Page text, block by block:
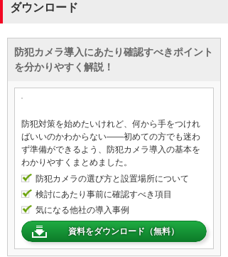
ダウンロード
防犯カメラ導入にあたり確認すべきポイント
を分かりやすく解説！
防犯対策を始めたいけれど、何から手をつけれ
ばいいのかわからない——初めての方でも迷わ
ず準備ができるよう、防犯カメラ導入の基本を
わかりやすくまとめました。
防犯カメラの選び方と設置場所について
検討にあたり事前に確認すべき項目
気になる他社の導入事例
資料をダウンロード（無料）